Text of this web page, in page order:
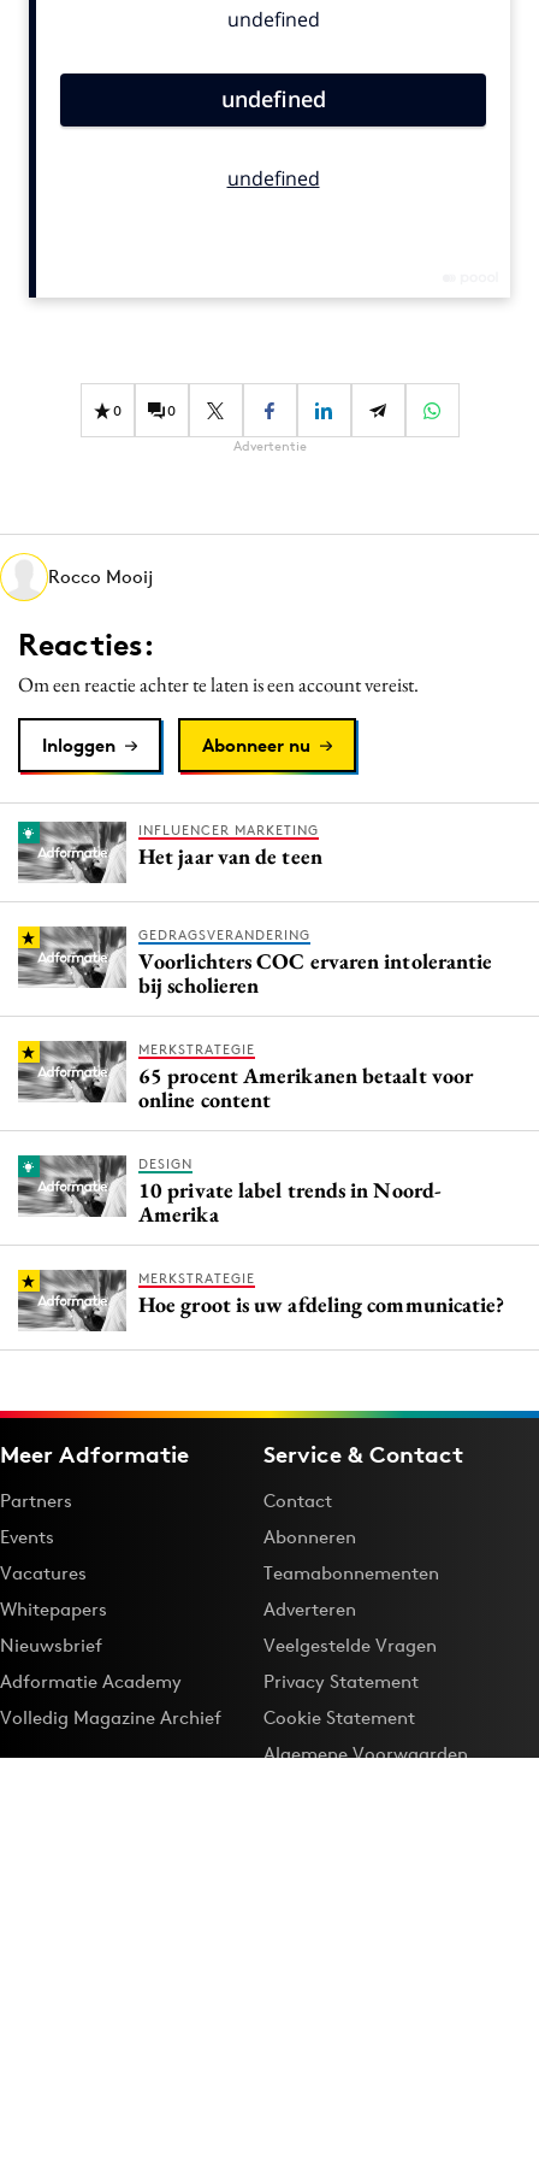
Contentmarketing
Effectiviteit
Gedragsverandering
Martech
Media
Merkstrategie
PR
Programmatic
Reputatie & crisis
0 0
Advertentie
Rocco Mooij
Reacties:
Om een reactie achter te laten is een account vereist.
Inloggen Abonneer nu
INFLUENCER MARKETING
Het jaar van de teen
GEDRAGSVERANDERING
Voorlichters COC ervaren intolerantie
bij scholieren
MERKSTRATEGIE
65 procent Amerikanen betaalt voor
online content
DESIGN
10 private label trends in Noord-
Amerika
MERKSTRATEGIE
Hoe groot is uw afdeling communicatie?
Meer Adformatie
Partners
Events
Vacatures
Whitepapers
Nieuwsbrief
Adformatie Academy
Volledig Magazine Archief
Service & Contact
Contact
Abonneren
Teamabonnementen
Adverteren
Veelgestelde Vragen
Privacy Statement
Cookie Statement
Algemene Voorwaarden